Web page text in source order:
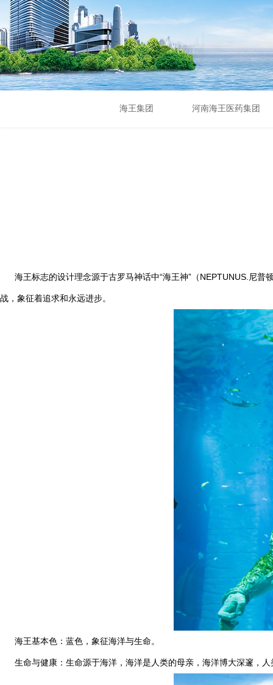
海王集团 河南海王医药集团
海王标志的设计理念源于古罗马神话中“海王神”（NEPTUNUS.尼普
战，象征着追求和永远进步。
海王基本色：蓝色，象征海洋与生命。
生命与健康：生命源于海洋，海洋是人类的母亲，海洋博大深邃，人